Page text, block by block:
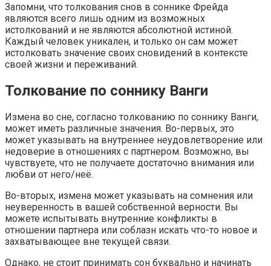
Запомни, что толкования снов в соннике Фрейда
являются всего лишь одним из возможных
истолкований и не являются абсолютной истиной.
Каждый человек уникален, и только он сам может
истолковать значение своих сновидений в контексте
своей жизни и переживаний.
Толкование по соннику Ванги
Измена во сне, согласно толкованию по соннику Ванги,
может иметь различные значения. Во-первых, это
может указывать на внутреннее неудовлетворение или
недоверие в отношениях с партнером. Возможно, вы
чувствуете, что не получаете достаточно внимания или
любви от него/неё.
Во-вторых, измена может указывать на сомнения или
неуверенность в вашей собственной верности. Вы
можете испытывать внутренние конфликты в
отношении партнера или соблазн искать что-то новое и
захватывающее вне текущей связи.
Однако, не стоит принимать сон буквально и начинать